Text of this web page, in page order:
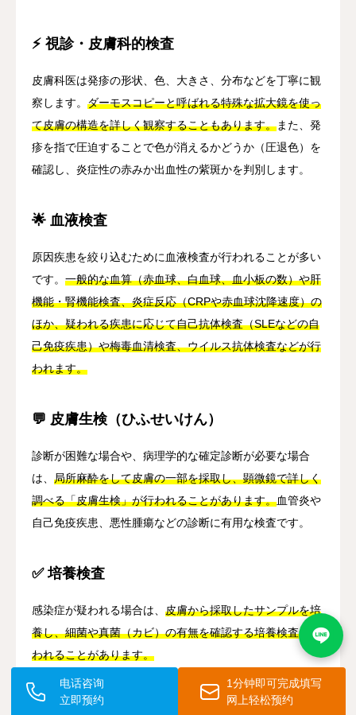
⚡ 視診・皮膚科的検査
皮膚科医は発疹の形状、色、大きさ、分布などを丁寧に観
察します。 ダーモスコピーと呼ばれる特殊な拡大鏡を使っ
て皮膚の構造を詳しく観察することもあります。また、発
疹を指で圧迫することで色が消えるかどうか（圧退色）を
確認し、炎症性の赤みか出血性の紫斑かを判別します。
🌟 血液検査
原因疾患を絞り込むために血液検査が行われることが多い
です。 一般的な血算（赤血球、白血球、血小板の数）や肝
機能・腎機能検査、炎症反応（CRPや赤血球沈降速度）の
ほか、疑われる疾患に応じて自己抗体検査（SLEなどの自
己免疫疾患）や梅毒血清検査、ウイルス抗体検査などが行
われます。
💬 皮膚生検（ひふせいけん）
診断が困難な場合や、病理学的な確定診断が必要な場合
は、 局所麻酔をして皮膚の一部を採取し、顕微鏡で詳しく
調べる「皮膚生検」が行われることがあります。血管炎や
自己免疫疾患、悪性腫瘍などの診断に有用な検査です。
✅ 培養検査
感染症が疑われる場合は、 皮膚から採取したサンプルを培
養し、細菌や真菌（カビ）の有無を確認する培養検査が行
われることがあります。
📝 画像検査
电话咨询
立即预约
1分钟即可完成填写
网上轻松预约